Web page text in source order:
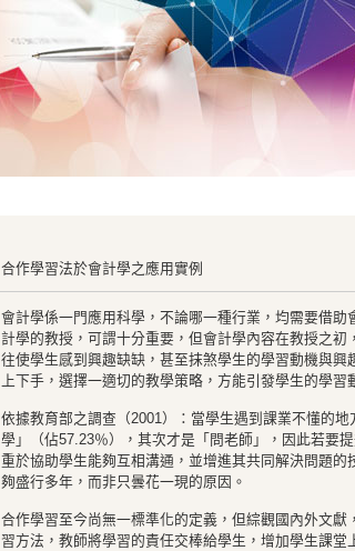
合作學習法於會計學之應用實例
會計學係一門應用科學，不論哪一種行業，均需要借助
計學的教授，可謂十分重要，但會計學內容在教授之初
往使學生感到興趣缺缺，甚至抹煞學生的學習動機與興
上下手，選擇一適切的教學策略，方能引發學生的學習
依據教育部之調查（2001）：當學生遇到課業不懂的
學」（佔57.23％），其次才是「問老師」，因此若要
重於協助學生能夠互相溝通，並增進其共同解決問題的
夠盛行多年，而非只曇花一現的原因。
合作學習至今尚無一標準化的定義，但綜觀國內外文獻
習方法，教師將學習的責任交棒給學生，增加學生課